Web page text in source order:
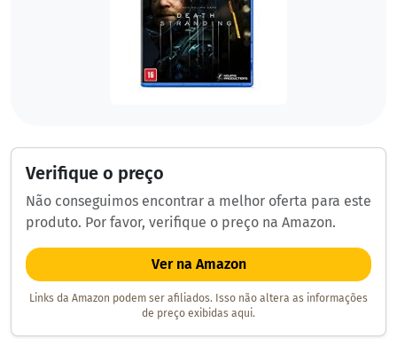
Verifique o preço
Não conseguimos encontrar a melhor oferta para este
produto. Por favor, verifique o preço na Amazon.
Ver na Amazon
Links da Amazon podem ser afiliados. Isso não altera as informações
de preço exibidas aqui.